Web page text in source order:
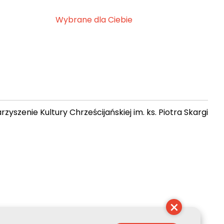
Wybrane dla Ciebie
Kultury Chrześcijańskiej im. ks. Piotra Skargi
×